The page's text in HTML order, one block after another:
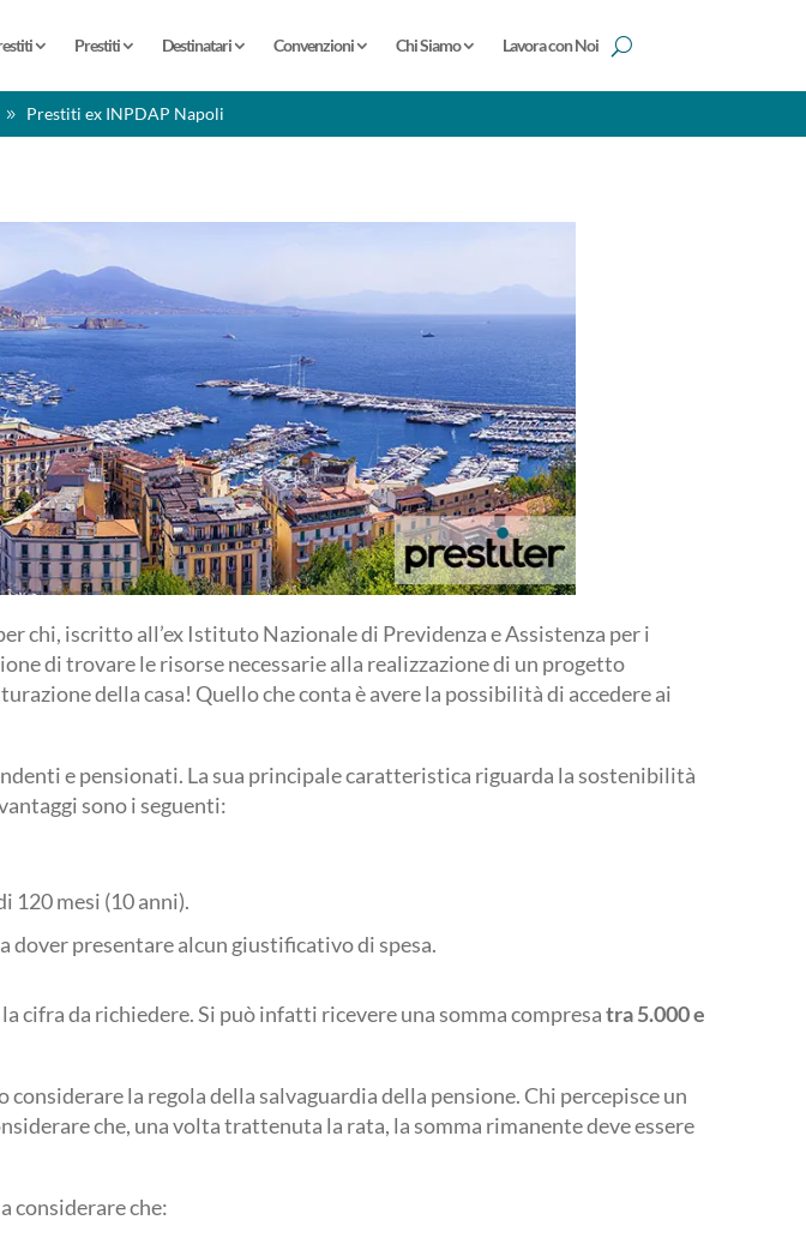
Prestiti Destinatari Convenzioni Chi Siamo Lavora con Noi
Prestiti ex INPDAP Napoli
chi, iscritto all’ex Istituto Nazionale di Previdenza e Assistenza per i
di trovare le risorse necessarie alla realizzazione di un progetto
della casa! Quello che conta è avere la possibilità di accedere ai
e pensionati. La sua principale caratteristica riguarda la sostenibilità
sono i seguenti:
120 mesi (10 anni).
dover presentare alcun giustificativo di spesa.
cifra da richiedere. Si può infatti ricevere una somma compresatra 5.000 e
considerare la regola della salvaguardia della pensione. Chi percepisce un
che, una volta trattenuta la rata, la somma rimanente deve essere
considerare che: